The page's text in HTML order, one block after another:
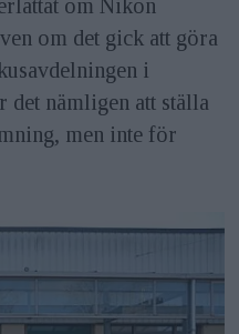
om Nikon
om det gick att göra
i
det nämligen att ställa
men inte för